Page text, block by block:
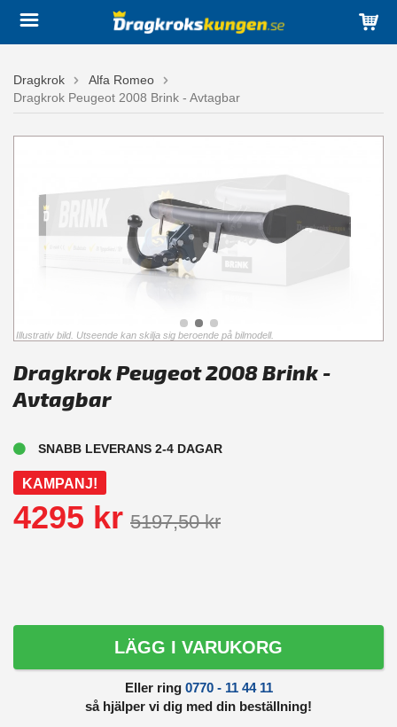
Dragkrok
Alfa Romeo
Dragkrok Peugeot 2008 Brink - Avtagbar
Illustrativ bild. Utseende kan skilja sig beroende på bilmodell.
Dragkrok Peugeot 2008 Brink -
Avtagbar
SNABB LEVERANS 2-4 DAGAR
KAMPANJ!
4295 kr 5197,50 kr
LÄGG I VARUKORG
Eller ring 0770 - 11 44 11
så hjälper vi dig med din beställning!